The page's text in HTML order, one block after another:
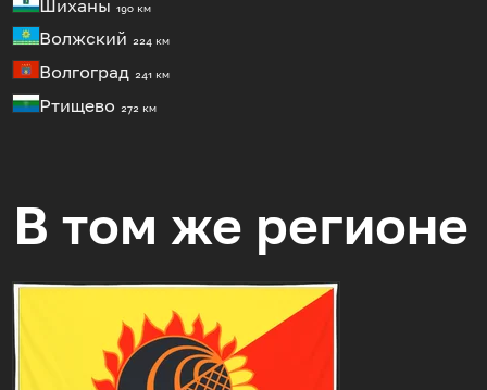
Шиханы 190 км
Волжский 224 км
Волгоград 241 км
Ртищево 272 км
В том же регионе